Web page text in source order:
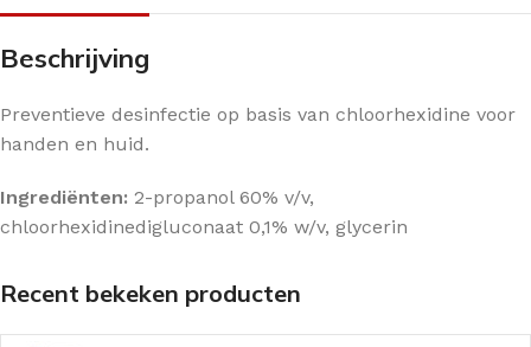
Beschrijving
Preventieve desinfectie op basis van chloorhexidine voor
handen en huid.
Ingrediënten: 2-propanol 60% v/v,
chloorhexidinedigluconaat 0,1% w/v, glycerin
Recent bekeken producten